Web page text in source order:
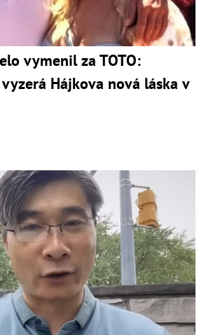
vymenil za TOTO:
Hájkova nová láska v